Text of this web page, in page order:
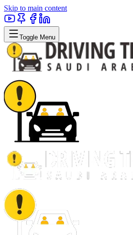
Skip to main content
Toggle Menu